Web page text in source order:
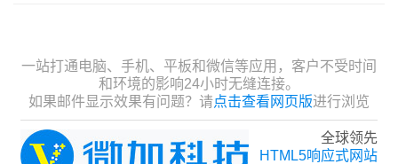
一站打通电脑、手机、平板和微信等应用，客户不受时间
和环境的影响24小时无缝连接。
如果邮件显示效果有问题？请点击查看网页版进行浏览
全球领先
HTML5响应式网站